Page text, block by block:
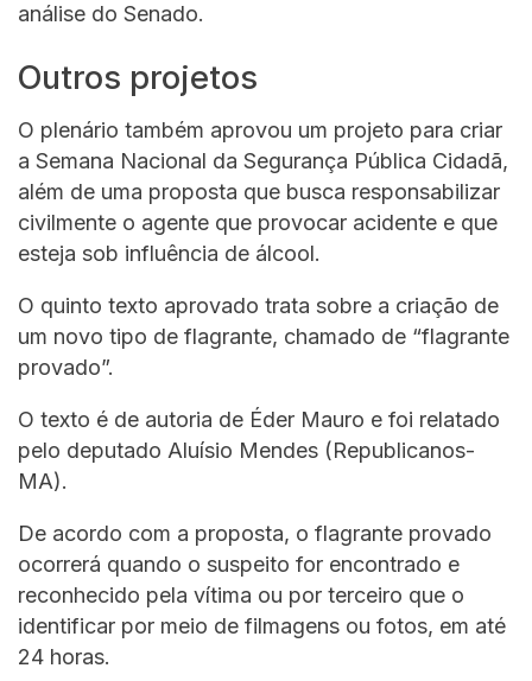
análise do Senado.
Outros projetos
O plenário também aprovou um projeto para criar
a Semana Nacional da Segurança Pública Cidadã,
além de uma proposta que busca responsabilizar
civilmente o agente que provocar acidente e que
esteja sob influência de álcool.
O quinto texto aprovado trata sobre a criação de
um novo tipo de flagrante, chamado de “flagrante
provado”.
O texto é de autoria de Éder Mauro e foi relatado
pelo deputado Aluísio Mendes (Republicanos-
MA).
De acordo com a proposta, o flagrante provado
ocorrerá quando o suspeito for encontrado e
reconhecido pela vítima ou por terceiro que o
identificar por meio de filmagens ou fotos, em até
24 horas.